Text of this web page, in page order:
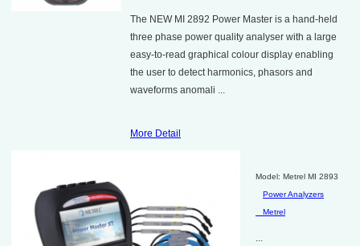
The NEW MI 2892 Power Master is a hand-held
three phase power quality analyser with a large
easy-to-read graphical colour display enabling
the user to detect harmonics, phasors and
waveforms anomali ...
More Detail
Model: Metrel MI 2893
Power Analyzers
Metrel
...